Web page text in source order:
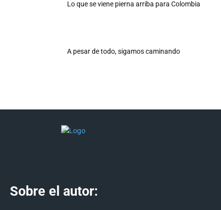
Lo que se viene pierna arriba para Colombia
A pesar de todo, sigamos caminando
Sobre el autor: